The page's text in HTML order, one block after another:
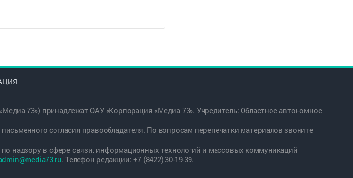
73») принадлежат ОАУ «Корпорация «Медиа 73». Учредитель: Областное автономное
согласия правообладателя. По вопросам перепечатки материалов звоните
надзору в сфере связи, информационных технологий и массовых коммуникаций
. Телефон редакции: +7 (8422) 30-19-39.